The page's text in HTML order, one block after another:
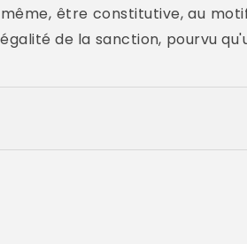
être constitutive, au
de la sanction, pourvu